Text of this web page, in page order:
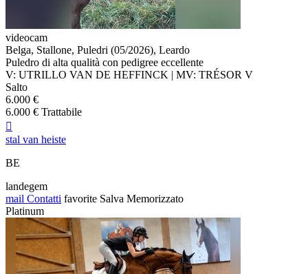
videocam
Belga, Stallone, Puledri (05/2026), Leardo
Puledro di alta qualità con pedigree eccellente
V: UTRILLO VAN DE HEFFINCK | MV: TRÉSOR V
Salto
6.000 €
6.000 € Trattabile

stal van heiste
BE
landegem
mail Contatti favorite Salva Memorizzato
Platinum